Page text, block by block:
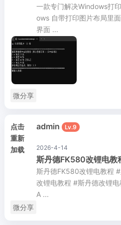
一款专门解决Windows打
ows 自带打印图片布局里
界面 ...
微分享
点击
重新
加载
admin Lv.9
2026-4-14
斯丹德FK580改锂电教
斯丹德FK580改锂电教程
改锂电教程 #斯丹德改锂
A ...
微分享